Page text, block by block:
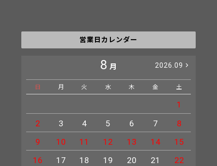
営業日カレンダー
8 月 2026.09
日 月 火 水 木 金 土
1
2
3 4 5 6 7
8
9
10 11 12 13 14
15
16
17 18 19 20 21
22